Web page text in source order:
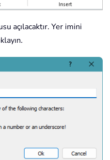
açılacaktır. Yer imini